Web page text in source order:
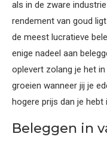
als in de zware
rendement van goud
de meest lucratieve
enige nadeel aan
oplevert zolang je het
groeien wanneer jij je
hogere prijs dan je hebt
Beleggen in